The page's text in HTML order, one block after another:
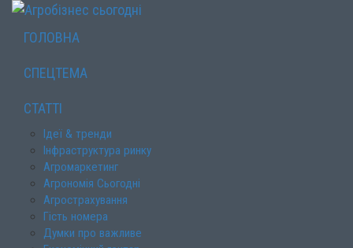
ГОЛОВНА
СПЕЦТЕМА
СТАТТІ
Ідеї & тренди
Інфраструктура ринку
Агромаркетинг
Агрономія Сьогодні
Агрострахування
Гість номера
Думки про важливе